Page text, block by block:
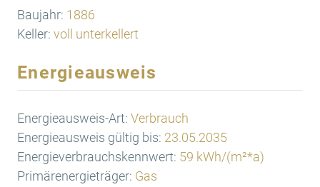
Baujahr: 1886
Keller: voll unterkellert
Energieausweis
Energieausweis-Art: Verbrauch
Energieausweis gültig bis: 23.05.2035
Energieverbrauchskennwert: 59 kWh/(m²*a)
Primärenergieträger: Gas